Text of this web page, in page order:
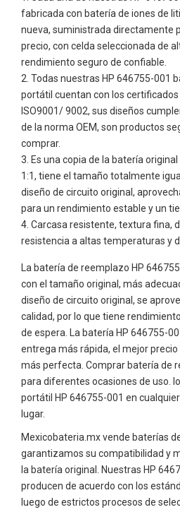
fabricada con batería de iones de
nueva, suministrada directamente
precio, con celda seleccionada de
rendimiento seguro de confiable.
Todas nuestras HP 646755-001
portátil cuentan con los certificados
ISO9001/ 9002, sus diseños
de la norma OEM, son productos
comprar.
Es una copia de la batería
1:1, tiene el tamaño totalmente
diseño de circuito original,
para un rendimiento estable y un
Carcasa resistente, textura fina,
resistencia a altas temperaturas y
La batería de reemplazo HP
con el tamaño original, más
diseño de circuito original, se
calidad, por lo que tiene
de espera. La batería HP 646755-
entrega más rápida, el mejor
más perfecta. Comprar batería de
para diferentes ocasiones de uso.
portátil HP 646755-001 en
lugar.
Mexicobateria.mx vende baterías
garantizamos su compatibilidad y
la batería original. Nuestras HP
producen de acuerdo con los
luego de estrictos procesos de